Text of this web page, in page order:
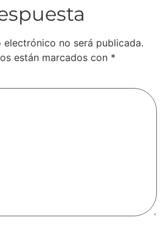
no será publicada.
están marcados con *